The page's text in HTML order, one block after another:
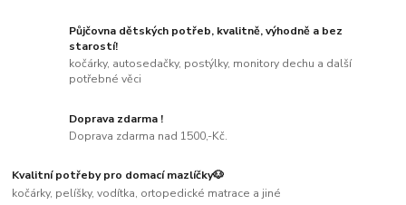
Půjčovna dětských potřeb, kvalitně, výhodně a bez
starostí!
kočárky, autosedačky, postýlky, monitory dechu a další
potřebné věci
Doprava zdarma !
Doprava zdarma nad 1500,-Kč.
Kvalitní potřeby pro domací mazlíčky🐶
kočárky, pelíšky, vodítka, ortopedické matrace a jiné